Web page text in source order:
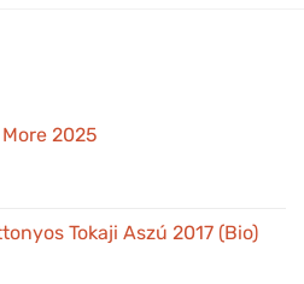
2025
Tokaji Aszú 2017 (Bio)